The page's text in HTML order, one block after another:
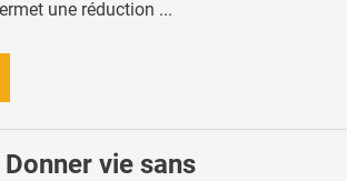
une réduction ...
Donner vie sans